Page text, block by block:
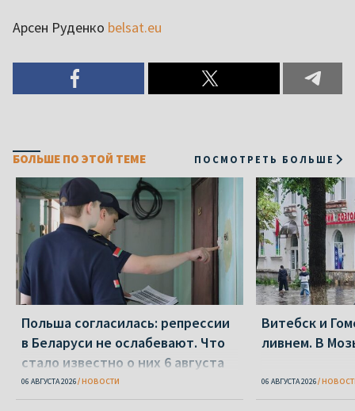
Арсен Руденко belsat.eu
БОЛЬШЕ ПО ЭТОЙ ТЕМЕ ПОСМОТРЕТЬ БОЛЬШЕ
Польша согласилась: репрессии
в Беларуси не ослабевают. Что
стало известно о них 6 августа
06 АВГУСТА 2026 НОВОСТИ
Витебск и
ливнем. В
06 АВГУСТА 2026